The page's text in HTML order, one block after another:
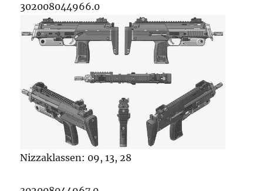
302008044966.0
Nizzaklassen: 09, 13, 28